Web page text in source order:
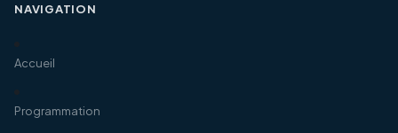
NAVIGATION
Accueil
Programmation